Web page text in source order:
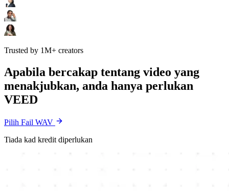
Trusted by 1M+ creators
Apabila bercakap tentang video yang
menakjubkan, anda hanya perlukan
VEED
Pilih Fail WAV
Tiada kad kredit diperlukan